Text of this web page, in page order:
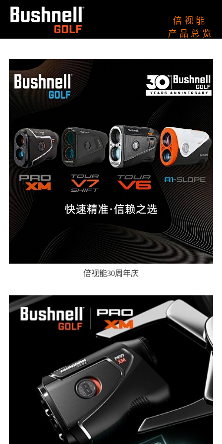
倍 视 能
产 品 总 览
倍视能30周年庆